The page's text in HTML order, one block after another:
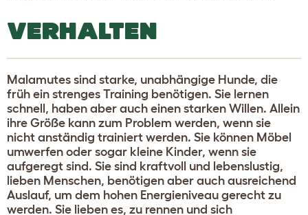
VERHALTEN
Malamutes sind starke, unabhängige Hunde, die
früh ein strenges Training benötigen. Sie lernen
schnell, haben aber auch einen starken Willen. Allein
ihre Größe kann zum Problem werden, wenn sie
nicht anständig trainiert werden. Sie können Möbel
umwerfen oder sogar kleine Kinder, wenn sie
aufgeregt sind. Sie sind kraftvoll und lebenslustig,
lieben Menschen, benötigen aber auch ausreichend
Auslauf, um dem hohen Energieniveau gerecht zu
werden. Sie lieben es, zu rennen und sich